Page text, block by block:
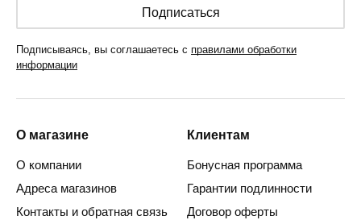
Подписаться
Подписываясь, вы соглашаетесь с правилами обработки
информации
О магазине
О компании
Адреса магазинов
Контакты и обратная связь
Клиентам
Бонусная программа
Гарантии подлинности
Договор оферты